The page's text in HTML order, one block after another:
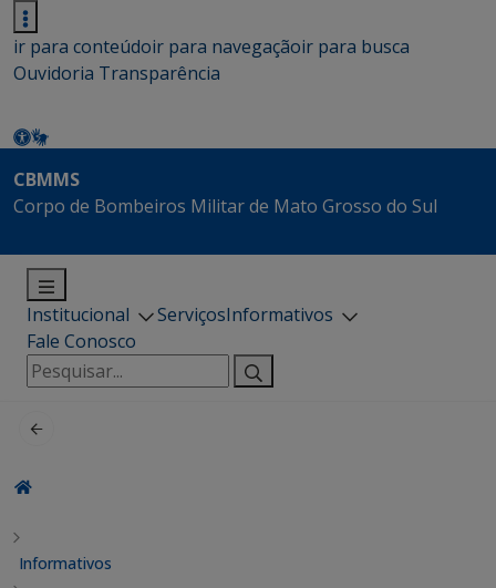
ir para conteúdoir para navegaçãoir para busca
Ouvidoria Transparência
CBMMS
Corpo de Bombeiros Militar de Mato Grosso do Sul
Institucional ServiçosInformativos
Fale Conosco
Pesquisar
por:
Informativos